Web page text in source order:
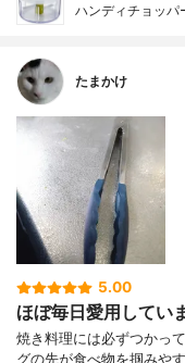
ハンディチョッ
たまかけ
5.00
ほぼ毎日愛用してい
焼き料理には必ずつかっ
グの先が食べ物を掴みや